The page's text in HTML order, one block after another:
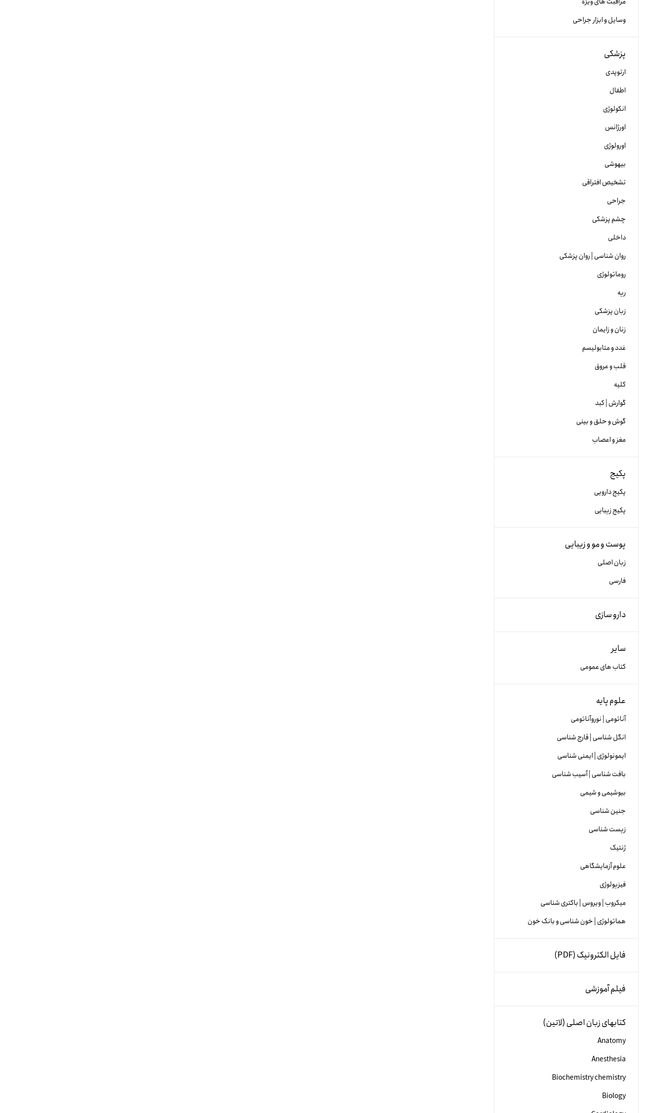
وسایل و ابزار جراحی
پزشکی
ارتوپدی
اطفال
انکولوژی
اورژانس
اورولوژی
بیهوشی
تشخیص افتراقی
جراحی
چشم پزشکی
داخلی
روان شناسی | روان پزشکی
روماتولوژی
ریه
زبان پزشکی
زنان و زایمان
غدد و متابولیسم
قلب و عروق
کلیه
گوارش | کبد
گوش و حلق و بینی
مغز و اعصاب
پکیج
پکیج دارویی
پکیج زیبایی
پوست و مو و زیبایی
زبان اصلی
فارسی
دارو سازی
سایر
کتاب های عمومی
علوم پایه
آناتومی | نوروآناتومی
انگل شناسی | قارچ شناسی
ایمونولوژی | ایمنی شناسی
بافت شناسی | آسیب شناسی
بیوشیمی و شیمی
جنین شناسی
زیست شناسی
ژنتیک
علوم آزمایشگاهی
فیزیولوژی
میکروب | ویروس | باکتری شناسی
هماتولوژی | خون شناسی و بانک خون
فایل الکترونیک (PDF)
فیلم آموزشی
کتابهای زبان اصلی (لاتین)
Anatomy
Anesthesia
Biochemistry chemistry
Biology